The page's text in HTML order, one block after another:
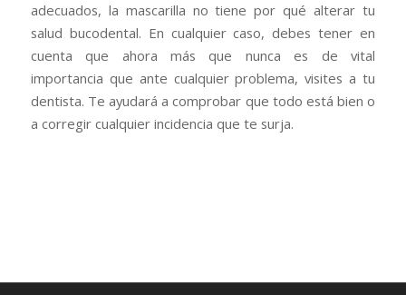
adecuados, la mascarilla no tiene por qué alterar tu
salud bucodental. En cualquier caso, debes tener en
cuenta que ahora más que nunca es de vital
importancia que ante cualquier problema, visites a tu
dentista. Te ayudará a comprobar que todo está bien o
a corregir cualquier incidencia que te surja.